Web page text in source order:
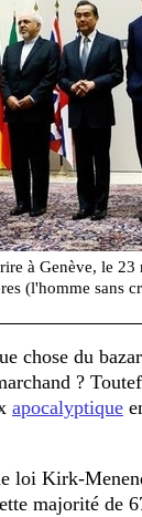
à Genève, le
(l'homme sans
chose du
?
apocalyptique
loi Kirk-
majorité de